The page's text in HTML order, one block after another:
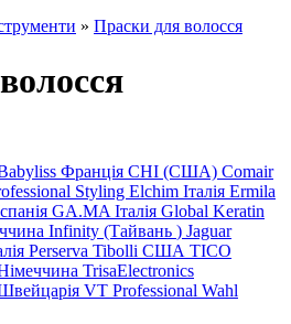
» Праски для волосся
Франція CHI (США) Comair
Styling Elchim Італія Ermila
GA.MA Італія Global Keratin
Infinity (Тайвань ) Jaguar
Perserva Tibolli США TICO
TrisaElectronics
VT Professional Wahl